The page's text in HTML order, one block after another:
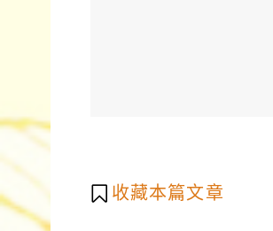
收藏本篇文章